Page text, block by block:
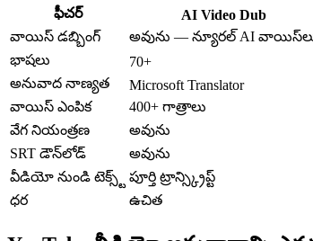
ఫీచర్ AI Video Dub
వాయిస్ డబ్బింగ్
అవును — న్యూరల్ AI
భాషలు
70+
అనువాద నాణ్యత
Microsoft Translator
వాయిస్ ఎంపిక
400+ గాత్రాలు
వేగ నియంత్రణ
అవును
SRT డౌన్‌లోడ్
అవును
వీడియో నుండి టెక్స్ట్
పూర్తి ట్రాన్స్క్రిప్ట్
ధర
ఉచిత